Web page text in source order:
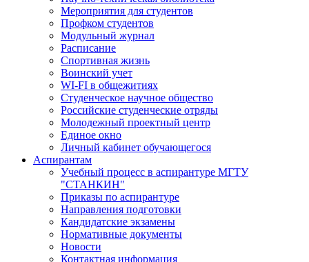
Мероприятия для студентов
Профком студентов
Модульный журнал
Расписание
Спортивная жизнь
Воинский учет
WI-FI в общежитиях
Студенческое научное общество
Российские студенческие отряды
Молодежный проектный центр
Единое окно
Личный кабинет обучающегося
Аспирантам
Учебный процесс в аспирантуре МГТУ
"СТАНКИН"
Приказы по аспирантуре
Направления подготовки
Кандидатские экзамены
Нормативные документы
Новости
Контактная информация